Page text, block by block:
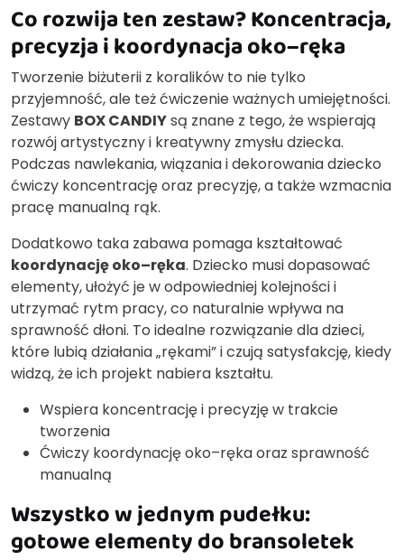
Co rozwija ten zestaw? Koncentracja,
precyzja i koordynacja oko–ręka
Tworzenie biżuterii z koralików to nie tylko
przyjemność, ale też ćwiczenie ważnych umiejętności.
Zestawy BOX CANDIYsą znane z tego, że wspierają
rozwój artystyczny i kreatywny zmysłu dziecka.
Podczas nawlekania, wiązania i dekorowania dziecko
ćwiczy koncentrację oraz precyzję, a także wzmacnia
pracę manualną rąk.
Dodatkowo taka zabawa pomaga kształtować
koordynację oko–ręka. Dziecko musi dopasować
elementy, ułożyć je w odpowiedniej kolejności i
utrzymać rytm pracy, co naturalnie wpływa na
sprawność dłoni. To idealne rozwiązanie dla dzieci,
które lubią działania „rękami” i czują satysfakcję, kiedy
widzą, że ich projekt nabiera kształtu.
Wspiera koncentrację i precyzję w trakcie
tworzenia
Ćwiczy koordynację oko–ręka oraz sprawność
manualną
Wszystko w jednym pudełku:
gotowe elementy do bransoletek